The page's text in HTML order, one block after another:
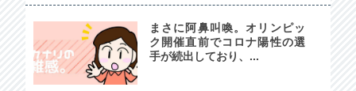
まさに阿鼻叫喚。オリンピッ
ク開催直前でコロナ陽性の選
手が続出しており、...